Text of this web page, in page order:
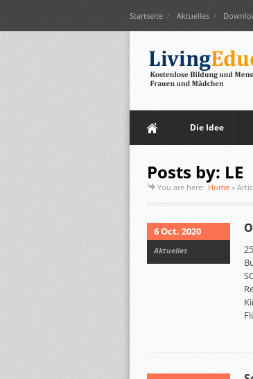
Startseite Aktuelles
Die Idee
Posts by: LE
You are here: Home »
6 Oct, 2020
Aktuelles